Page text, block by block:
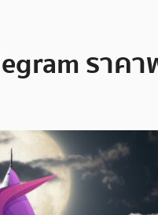
ราคา